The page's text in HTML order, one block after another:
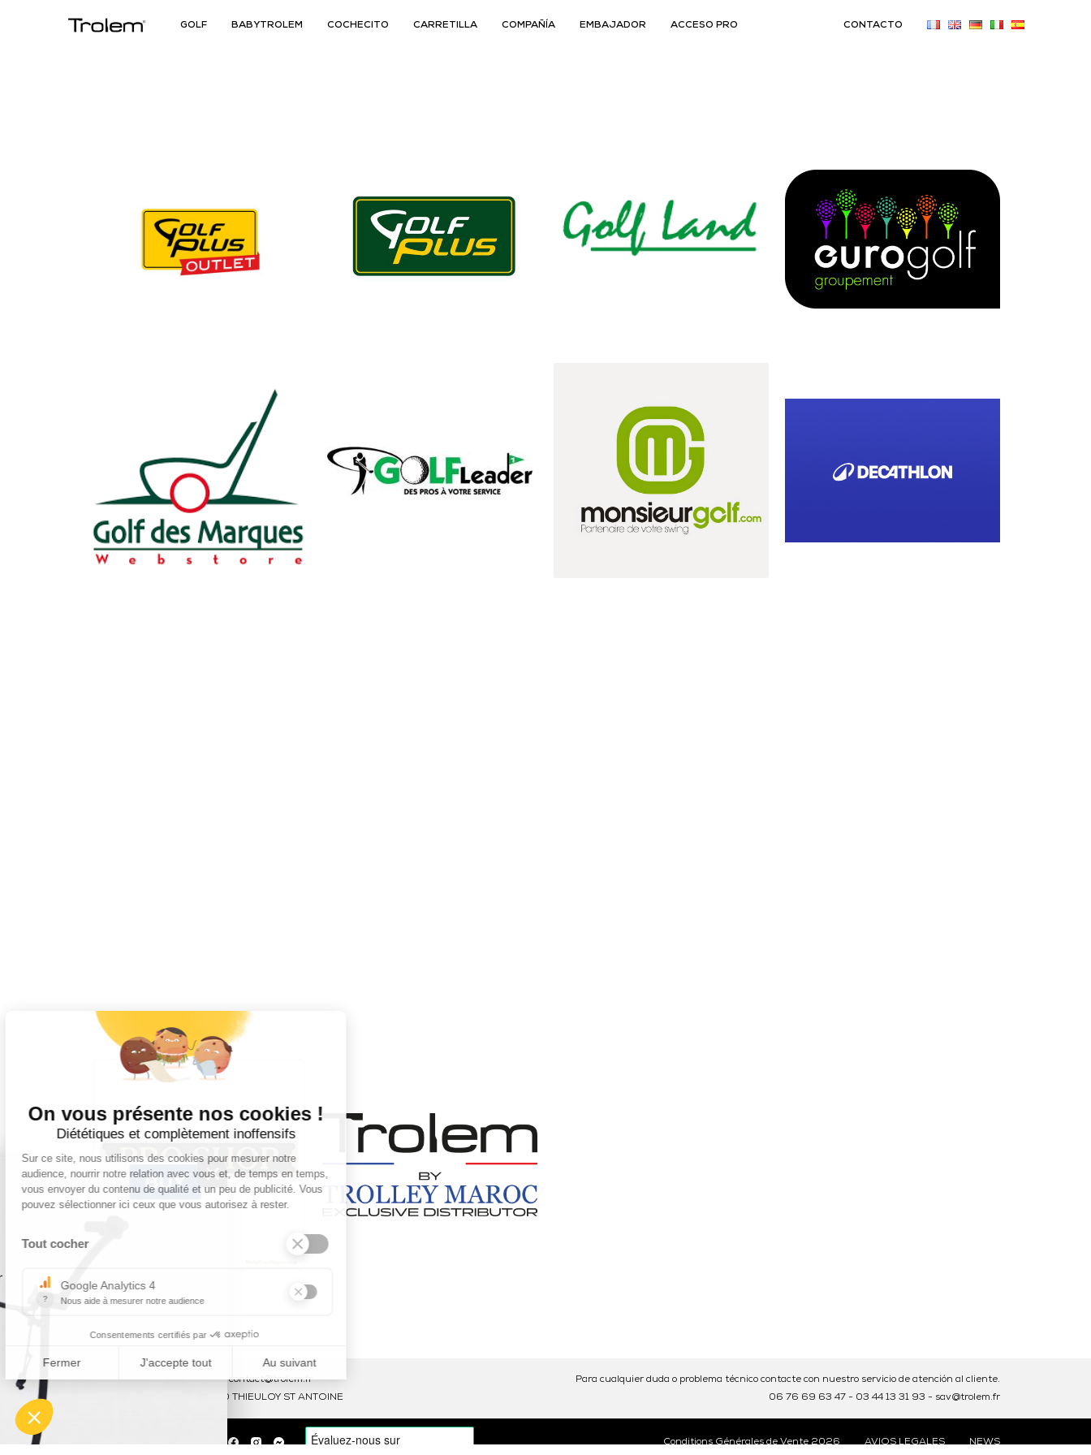
GOLF BABYTROLEM COCHECITO CARRETILLA COMPAÑÍA EMBAJADOR ACCESO PRO CONTACTO
Tel : 03 44 46 59 38-email : contact@trolem.fr
7 rue des Prés Marins, 60210 THIEULOY ST ANTOINE
Para cualquier duda o problema técnico contacte con nuestro servicio de atención al cliente.
06 76 69 63 47 - 03 44 13 31 93 - sav@trolem.fr
Conditions Générales de Vente 2026 AVIOS LEGALES NEWS
×